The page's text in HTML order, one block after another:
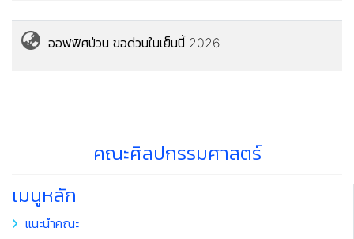
ออฟฟิศป่วน ขอด่วนในเย็นนี้ 2026
คณะศิลปกรรมศาสตร์
เมนูหลัก
แนะนำคณะ